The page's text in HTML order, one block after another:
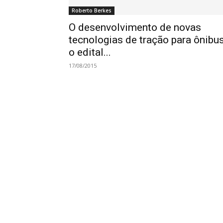
Roberto Berkes
O desenvolvimento de novas
tecnologias de tração para
o edital...
17/08/2015